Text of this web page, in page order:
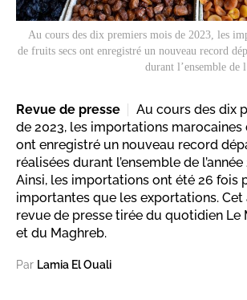
Au cours des dix premiers mois de 2023, les
de fruits secs ont enregistré un nouveau record
durant l’ensemble de
Revue de presse
Au cours des dix
de 2023, les importations marocaines
ont enregistré un nouveau record
réalisées durant l’ensemble de l’année
Ainsi, les importations ont été 26 fois
importantes que les exportations.
revue de presse tirée du quotidien Le
et du Maghreb.
Par Lamia El Ouali